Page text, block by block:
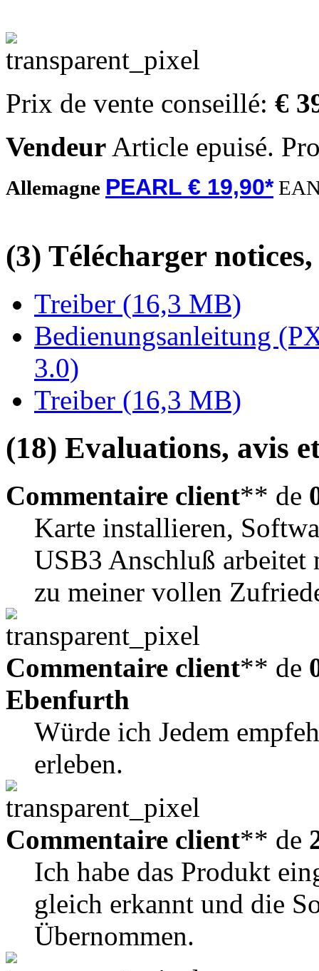
Prix de vente conseillé: €
Vendeur Article epuisé.
Allemagne PEARL € 19,90*
(3) Télécharger
Treiber (16,3 MB)
Bedienungsanleitung
3.0)
Treiber (16,3 MB)
(18) Evaluations, avis
Commentaire client** de
Karte installieren,
USB3 Anschluß arbeitet
zu meiner vollen
Commentaire client** de
Ebenfurth
Würde ich Jedem
erleben.
Commentaire client** de
Ich habe das Produkt
gleich erkannt und die
Übernommen.